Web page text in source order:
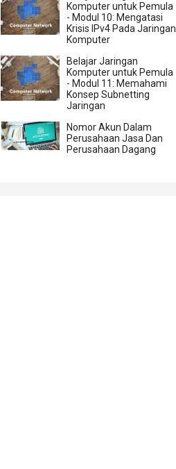
Komputer untuk Pemula
- Modul 10: Mengatasi
Krisis IPv4 Pada Jaringan
Komputer
Belajar Jaringan
Komputer untuk Pemula
- Modul 11: Memahami
Konsep Subnetting
Jaringan
Nomor Akun Dalam
Perusahaan Jasa Dan
Perusahaan Dagang